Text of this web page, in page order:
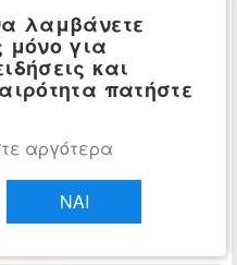
ΚΟΣΜΟΣ:
Ορμούζ: Το Ιράν
εξετάζει πρόστιμα σε
αμερικανικά και ισραηλινά
υψηλό 28% – Διευρύνει το
προβάδισμα από το
λαμβάνετε
μόνο για
και
πατήστε
αργότερα
ΝΑΙ